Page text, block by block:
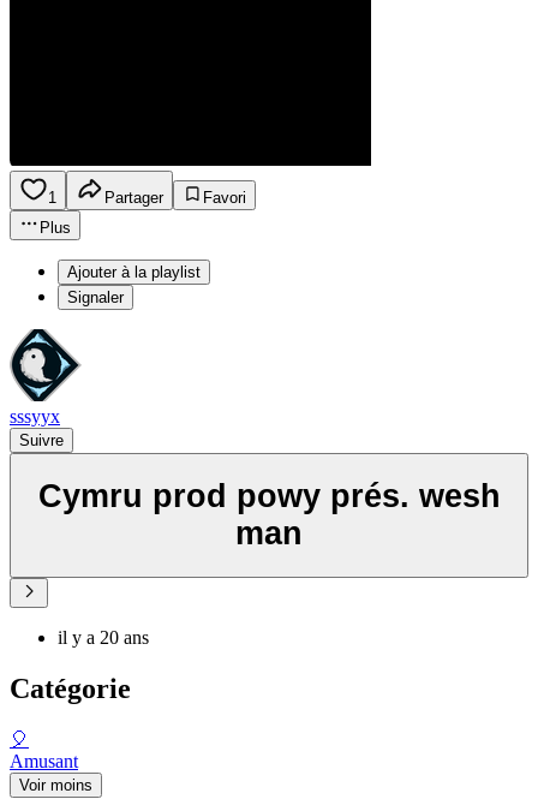
1 Partager
Favori
Plus
Ajouter à la playlist
Signaler
sssyyx
Suivre
Cymru prod powy prés. wesh
man
il y a 20 ans
Catégorie
🎈
Amusant
Voir moins